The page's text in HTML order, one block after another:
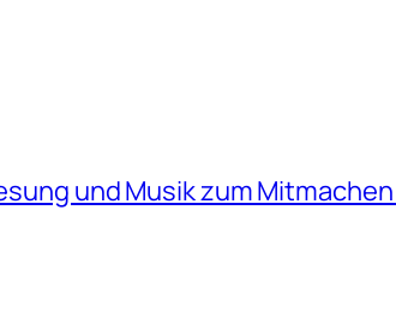
und Musik zum Mitmachen